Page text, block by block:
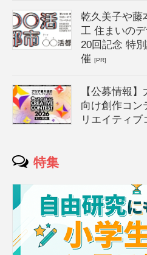
乾久美子や藤
工 住まいの
20回記念 特
催[PR]
【公募情報
向け創作コン
リエイティブ
特集